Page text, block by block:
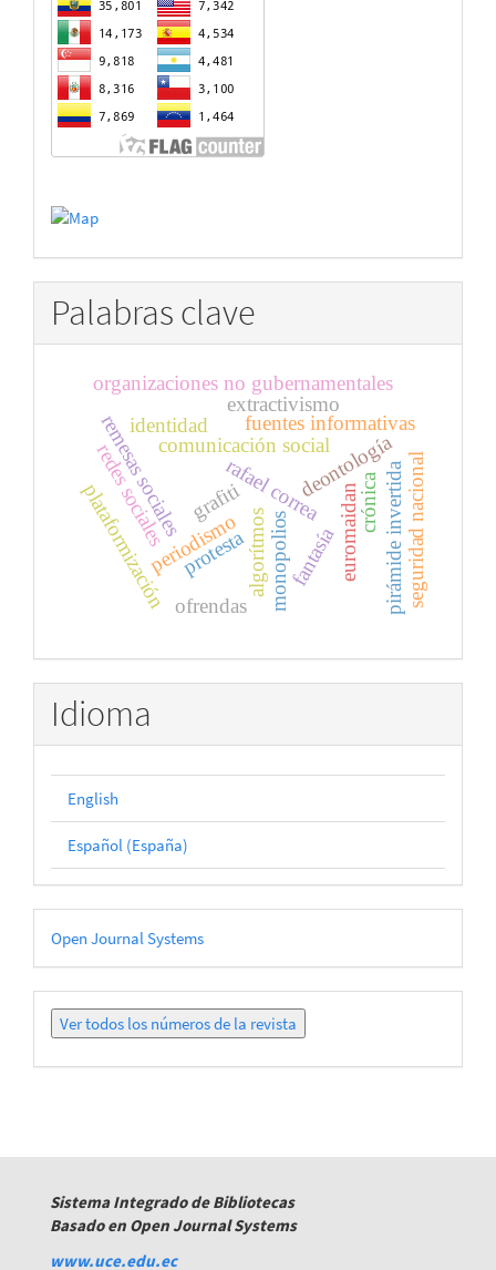
Palabras clave
periodismo
rafael correa
monopolios
comunicación socialdeontología
fuentes informativas
pirámide invertida
remesas sociales euromaidan
organizaciones no gubernamentales
plataformización algorítmos
extractivismo
redes sociales
protesta
grafiti
ofrendas seguridad nacional
crónica
fantasía
identidad
Idioma
English
Español (España)
Desarrollado
por
Open Journal Systems
Ver
todos
Sistema Integrado de Bibliotecas
Basado en Open Journal Systems
www.uce.edu.ec